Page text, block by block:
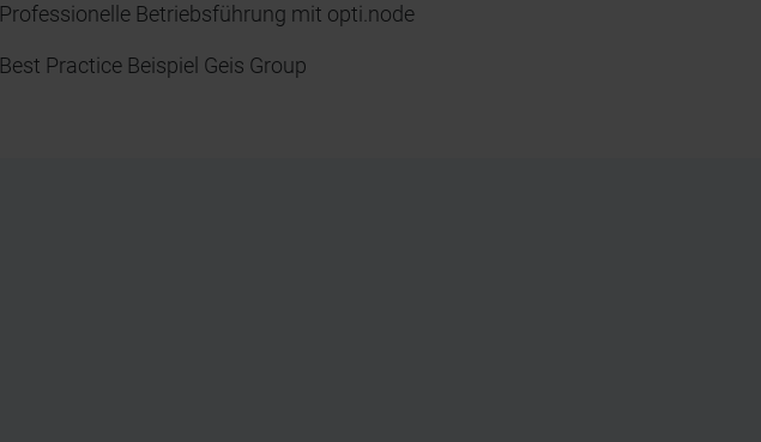
Professionelle Betriebsführung mit opti.node
Best Practice Beispiel Geis Group